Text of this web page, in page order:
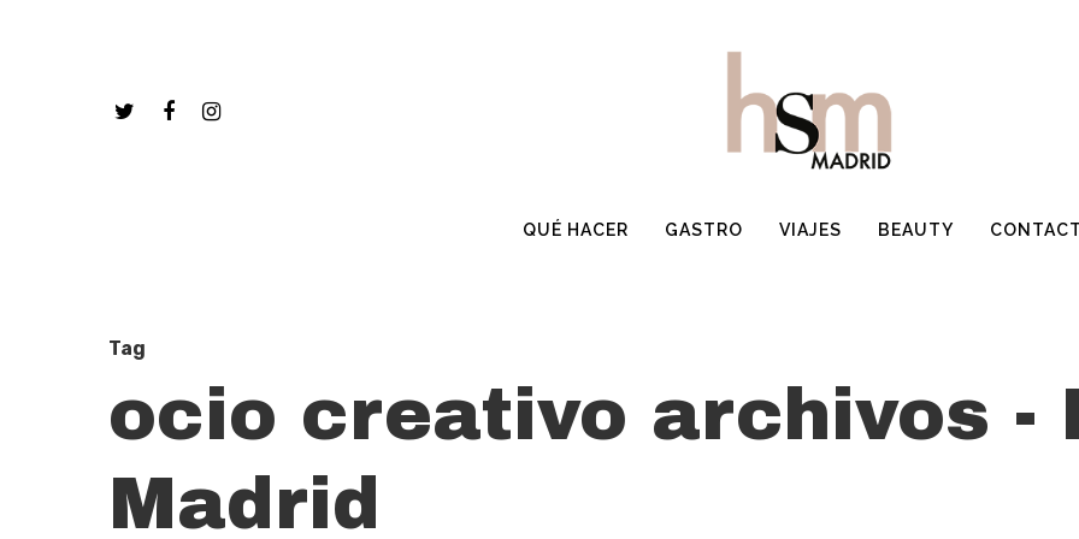
Hit enter to search or ESC to close
QUÉ HACER GASTRO VIAJES BEAUTY
Tag
ocio creativo archivos -
Madrid